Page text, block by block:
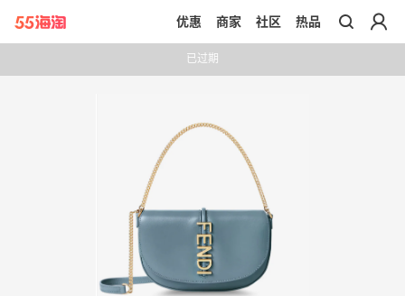
带你去官网买正品
优惠 商家 社区 热品
已过期